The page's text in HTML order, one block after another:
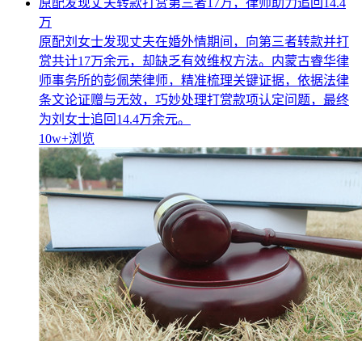
万
原配刘女士发现丈夫在婚外情期间，向第三者转款并打
赏共计17万余元，却缺乏有效维权方法。内蒙古睿华律
师事务所的彭佩荣律师，精准梳理关键证据，依据法律
条文论证赠与无效，巧妙处理打赏款项认定问题，最终
为刘女士追回14.4万余元。
10w+浏览